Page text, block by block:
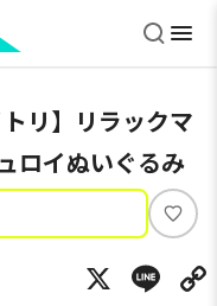
リ】リラックマ
ロイぬいぐるみ
い
ね
X